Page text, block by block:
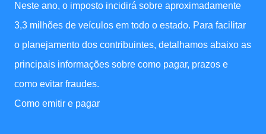
Neste ano, o imposto incidirá sobre aproximadamente
3,3 milhões de veículos em todo o estado. Para facilitar
o planejamento dos contribuintes, detalhamos abaixo as
principais informações sobre como pagar, prazos e
como evitar fraudes.
Como emitir e pagar